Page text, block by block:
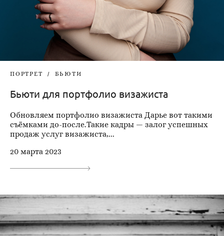
ПОРТРЕТ БЬЮТИ
Бьюти для портфолио визажиста
Обновляем портфолио визажиста Дарье вот такими
съёмками до-после.Такие кадры — залог успешных
продаж услуг визажиста,...
20 марта 2023